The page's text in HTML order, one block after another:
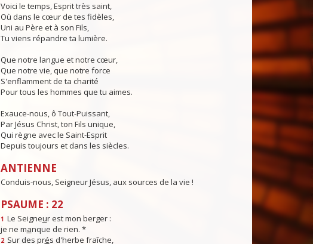
Voici le temps, Esprit très saint,
Où dans le cœur de tes fidèles,
Uni au Père et à son Fils,
Tu viens répandre ta lumière.
Que notre langue et notre cœur,
Que notre vie, que notre force
S'enflamment de ta charité
Pour tous les hommes que tu aimes.
Exauce-nous, ô Tout-Puissant,
Par Jésus Christ, ton Fils unique,
Qui règne avec le Saint-Esprit
Depuis toujours et dans les siècles.
ANTIENNE
Conduis-nous, Seigneur Jésus, aux sources de la vie !
PSAUME : 22
1 Le Seigneur est mon berger :
je ne manque de rien. *
2 Sur des prés d'herbe fraîche,